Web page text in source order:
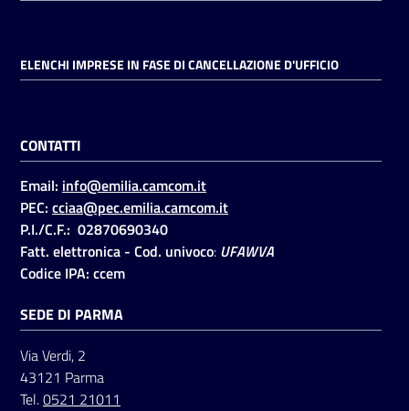
ELENCHI IMPRESE IN FASE DI CANCELLAZIONE D'UFFICIO
CONTATTI
Email: info@emilia.camcom.it
PEC: cciaa@pec.emilia.camcom.it
P.I./C.F.: 02870690340
Fatt. elettronica - Cod. univoco: UFAWVA
Codice IPA: ccem
SEDE DI PARMA
Via Verdi, 2
43121 Parma
Tel.0521 21011